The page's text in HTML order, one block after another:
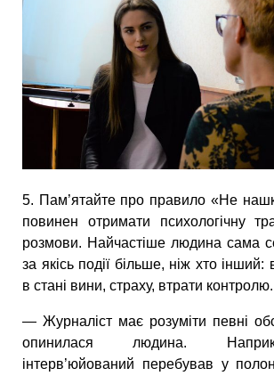
5. Пам’ятайте про правило «Не
повинен отримати психологічну
розмови. Найчастіше людина сама
за якісь події більше, ніж хто
в стані вини, страху, втрати контролю.
— Журналіст має розуміти певні
опинилася людина.
інтерв’юйований перебував у